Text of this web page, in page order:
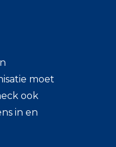
moet
ook
in en